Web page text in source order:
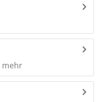
mehr